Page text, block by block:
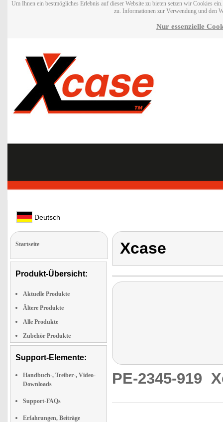
Um Ihnen ein bestmögliches Erlebnis auf dieser Website zu bieten setzen wir Cookies
zu. Informationen zur Verwendung und den
Nur essenzielle
Deutsch
Startseite
Produkt-Übersicht:
Aktuelle Produkte
Ältere Produkte
Alle Produkte
Zubehör Produkte
Support-Elemente:
Handbuch-, Treiber-, Video-
Downloads
Support-FAQs
Erfahrungen, Beiträge
Xcase
PE-2345-919